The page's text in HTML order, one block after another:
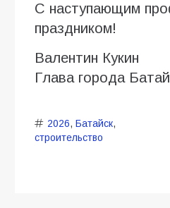
С наступающим
праздником!
Валентин Кукин
Глава города
2026, Батайск,
строительство